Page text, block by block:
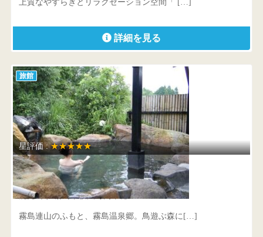
詳細を見る
旅館
星評価 :★★★★★
鳥遊ぶ森の宿 ふたり静
鹿児島県 霧島市牧園町高千穂3620-4
霧島連山のふもと、霧島温泉郷。鳥遊ぶ森に[…]